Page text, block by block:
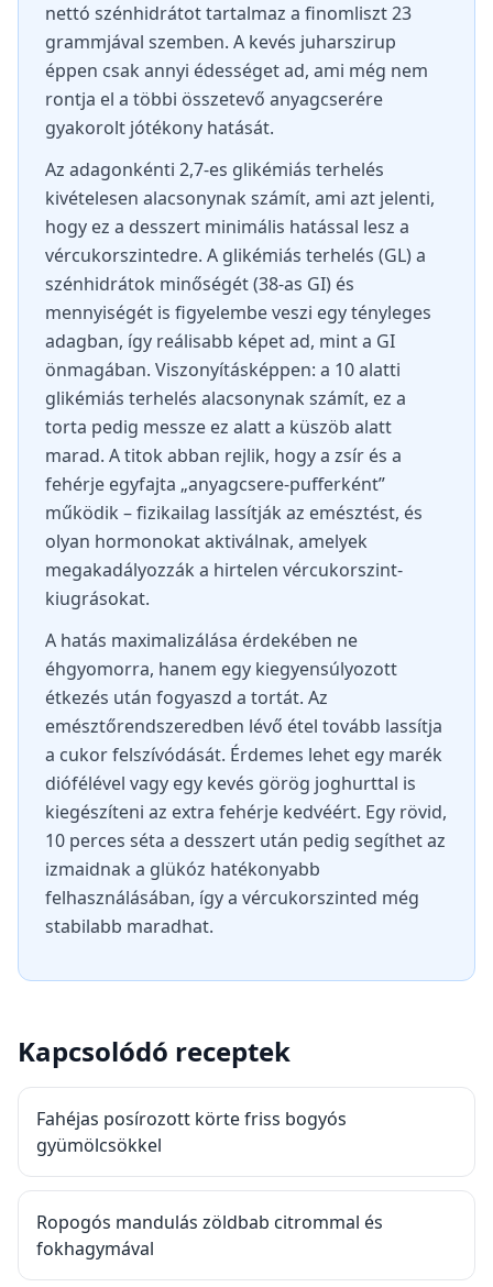
nettó szénhidrátot tartalmaz a finomliszt 23
grammjával szemben. A kevés juharszirup
éppen csak annyi édességet ad, ami még nem
rontja el a többi összetevő anyagcserére
gyakorolt jótékony hatását.
Az adagonkénti 2,7-es glikémiás terhelés
kivételesen alacsonynak számít, ami azt jelenti,
hogy ez a desszert minimális hatással lesz a
vércukorszintedre. A glikémiás terhelés (GL) a
szénhidrátok minőségét (38-as GI) és
mennyiségét is figyelembe veszi egy tényleges
adagban, így reálisabb képet ad, mint a GI
önmagában. Viszonyításképpen: a 10 alatti
glikémiás terhelés alacsonynak számít, ez a
torta pedig messze ez alatt a küszöb alatt
marad. A titok abban rejlik, hogy a zsír és a
fehérje egyfajta „anyagcsere-pufferként”
működik – fizikailag lassítják az emésztést, és
olyan hormonokat aktiválnak, amelyek
megakadályozzák a hirtelen vércukorszint-
kiugrásokat.
A hatás maximalizálása érdekében ne
éhgyomorra, hanem egy kiegyensúlyozott
étkezés után fogyaszd a tortát. Az
emésztőrendszeredben lévő étel tovább lassítja
a cukor felszívódását. Érdemes lehet egy marék
diófélével vagy egy kevés görög joghurttal is
kiegészíteni az extra fehérje kedvéért. Egy rövid,
10 perces séta a desszert után pedig segíthet az
izmaidnak a glükóz hatékonyabb
felhasználásában, így a vércukorszinted még
stabilabb maradhat.
Kapcsolódó receptek
Fahéjas posírozott körte friss bogyós
gyümölcsökkel
Ropogós mandulás zöldbab citrommal és
fokhagymával